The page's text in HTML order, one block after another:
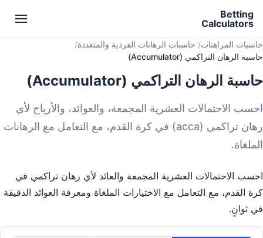
Betting
Calculators
حاسبات المراهنات
حاسبات الرهانات الفردية والمتعددة
حاسبة الرهان التراكمي (Accumulator)
حاسبة الرهان التراكمي (Accumulator)
احسب الاحتمالات العشرية المجمعة، والعوائد، والأرباح لأي
رهان تراكمي (acca) في كرة القدم، مع التعامل مع الرهانات
الملغاة.
احسب الاحتمالات العشرية المجمعة والعائد لأي رهان تراكمي في
كرة القدم، مع التعامل مع الاختيارات الملغاة ومعرفة العوائد الدقيقة
في ثوانٍ.